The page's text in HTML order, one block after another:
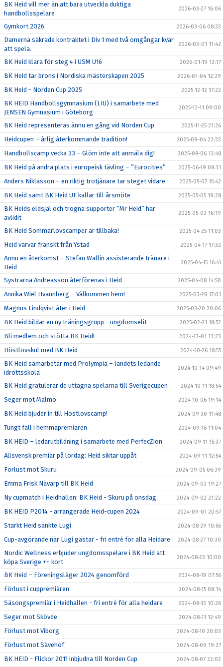
BK Heid vill mer än att bara utveckla duktiga
handbollsspelare
2026-03-27 16:06
Gymkort 2026 2026-03-06 08:33
Damerna säkrade kontraktet i Div 1 med två omgångar kvar
att spela.
2026-03-01 11:42
BK Heid klara för steg 4 i USM U16 2026-01-19 12:17
BK Heid tar brons i Nordiska mästerskapen 2025 2026-01-04 12:29
BK Heid - Norden Cup 2025 2025-12-12 17:22
BK HEID Handbollsgymnasium (LIU) i samarbete med
JENSEN Gymnasium i Göteborg
2025-12-11 09:00
BK Heid representeras ännu en gång vid Norden Cup 2025-11-25 21:26
Heidcupen – årlig återkommande tradition! 2025-09-04 22:33
Handbollscamp vecka 33 – Glöm inte att anmäla dig! 2025-08-06 13:48
BK Heid på andra plats i europeisk tävling – ”Eurocities” 2025-06-19 08:31
Anders Niklasson – en riktig trotjänare tar steget vidare 2025-05-07 15:42
BK Heid samt BK Heid UF kallar till årsmöte 2025-05-05 19:28
BK Heids eldsjäl och trogna supporter ”Mr Heid” har
avlidit
2025-05-03 16:19
BK Heid Sommarlovscamper är tillbaka! 2025-04-25 11:03
Heid värvar franskt från Ystad 2025-04-17 17:32
Ännu en återkomst – Stefan Wallin assisterande tränare i
Heid
2025-04-15 16:41
Systrarna Andreasson återförenas i Heid 2025-04-08 14:50
Annika Wiel Hvannberg – Välkommen hem! 2025-03-28 17:01
Magnus Lindqvist åter i Heid 2025-03-20 20:06
BK Heid bildar en ny träningsgrupp - ungdomselit 2025-02-21 18:52
Bli medlem och stötta BK Heid! 2024-12-01 13:23
Höstlovskul med BK Heid 2024-10-26 18:55
BK Heid samarbetar med Prolympia – landets ledande
idrottsskola
2024-10-14 09:49
BK Heid gratulerar de uttagna spelarna till Sverigecupen 2024-10-11 18:54
Seger mot Malmö 2024-10-06 19:14
BK Heid bjuder in till Höstlovscamp! 2024-09-30 11:48
Tungt fall i hemmapremiären 2024-09-16 11:04
BK HEID – ledarutbildning i samarbete med PerfecZion 2024-09-11 15:37
Allsvensk premiär på lördag: Heid siktar uppåt 2024-09-11 12:54
Förlust mot Skuru 2024-09-05 06:39
Emma Frisk Nävarp till BK Heid 2024-09-03 19:27
Ny cupmatch i Heidhallen: BK Heid - Skuru på onsdag 2024-09-02 21:22
BK HEID P2014 - arrangerade Heid-cupen 2024 2024-09-01 20:57
Starkt Heid sänkte Lugi 2024-08-29 10:56
Cup-avgörande när Lugi gästar - fri entré för alla Heidare 2024-08-27 10:30
Nordic Wellness erbjuder ungdomsspelare i BK Heid att
köpa Sverige ++ kort
2024-08-23 10:00
BK Heid – Föreningsläger 2024 genomförd 2024-08-19 07:56
Förlust i cuppremiären 2024-08-15 08:14
Säsongspremiär i Heidhallen - fri entré för alla heidare 2024-08-13 10:26
Seger mot Skövde 2024-08-11 12:49
Förlust mot Viborg 2024-08-10 20:03
Förlust mot Sävehof 2024-08-09 19:27
BK HEID - Flickor 2011 inbjudna till Norden Cup 2024-08-07 22:02